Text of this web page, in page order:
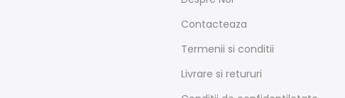
Contacteaza
Termenii si conditii
Livrare si retururi